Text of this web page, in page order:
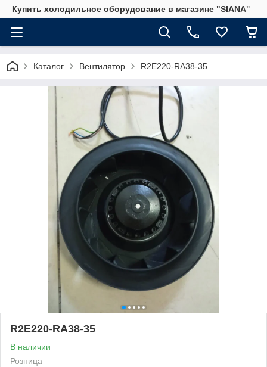
Купить холодильное оборудование в магазине "SIANA"
Каталог Вентилятор R2E220-RA38-35
R2E220-RA38-35
В наличии
Розница